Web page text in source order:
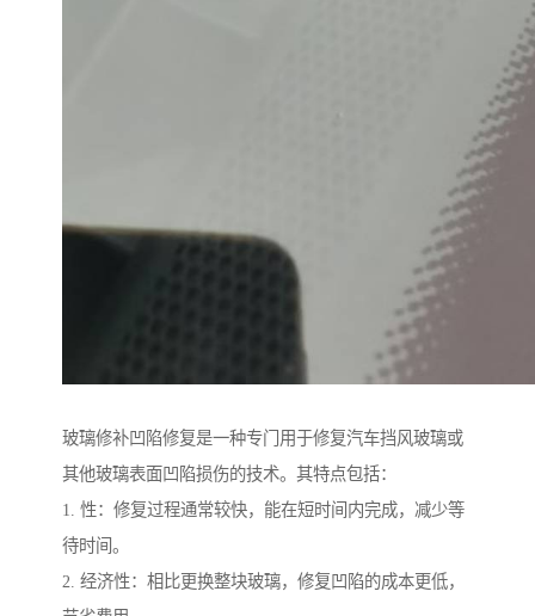
玻璃修补凹陷修复是一种专门用于修复汽车挡风玻璃或
其他玻璃表面凹陷损伤的技术。其特点包括：
1. 性：修复过程通常较快，能在短时间内完成，减少等
待时间。
2. 经济性：相比更换整块玻璃，修复凹陷的成本更低，